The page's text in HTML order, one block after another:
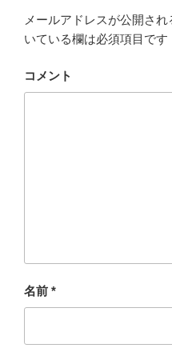
メールアドレスが公開され
いている欄は必須項目です
コメント
名前 *